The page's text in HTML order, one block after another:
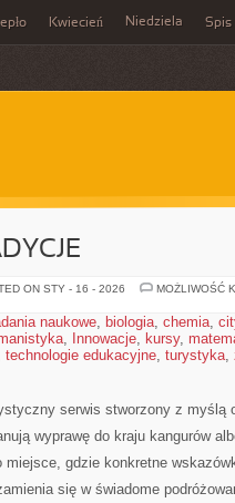
Kwiecień Niedziela Spis
ON STY - 16 - 2026
MOŻLIWOŚĆ
naukowe, biologia, chemia,
, Innowacje, kursy,
technologie edukacyjne, turystyka,
serwis stworzony z myślą
wyprawę do kraju kangurów
miejsce, gdzie konkretne
się w świadome